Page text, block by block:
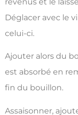
Déglacer avec le
celui-ci.
Ajouter alors du
est absorbé en
fin du bouillon.
Assaisonner,